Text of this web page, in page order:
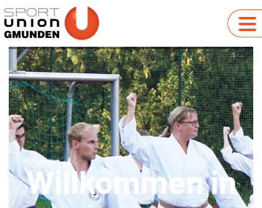
Willkommen in